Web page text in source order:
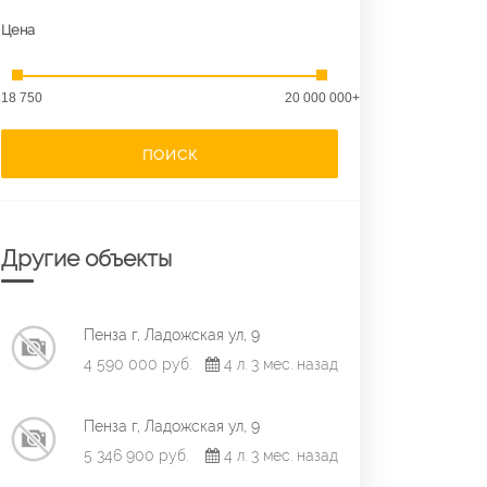
Цена
750 20 000 000+
ПОИСК
Другие объекты
Пенза г, Ладожская ул, 9
4 590 000 руб.
4 л. 3 мес. назад
Пенза г, Ладожская ул, 9
5 346 900 руб.
4 л. 3 мес. назад